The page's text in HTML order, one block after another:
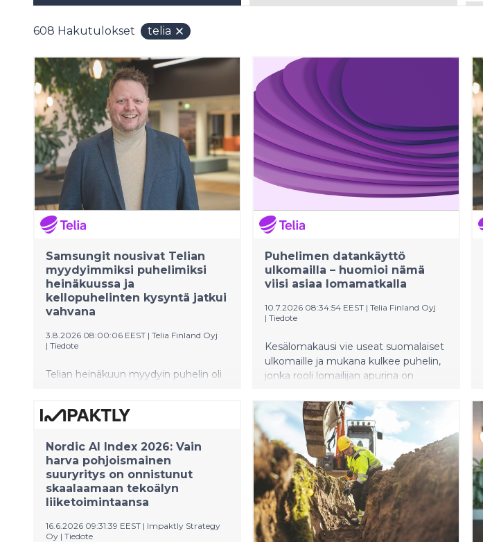
608 Hakutulokset telia
Samsungit nousivat Telian
myydyimmiksi puhelimiksi
heinäkuussa ja
kellopuhelinten kysyntä jatkui
vahvana
3.8.2026 08:00:06 EEST | Telia Finland Oyj
| Tiedote
Telian heinäkuun myydyin puhelin oli
haltuun myydyimmissä älykelloissa.
Puhelimen datankäyttö
ulkomailla – huomioi nämä
viisi asiaa lomamatkalla
10.7.2026 08:34:54 EEST | Telia Finland Oyj
| Tiedote
Kesälomakausi vie useat suomalaiset
ulkomaille ja mukana kulkee puhelin,
jonka rooli lomailijan apurina on
pienellä ennakoinnilla puhelimen
käyttö ulkomailla on sekä turvallista
että vaivatonta.
Nordic AI Index 2026: Vain
harva pohjoismainen
suuryritys on onnistunut
skaalaamaan tekoälyn
liiketoimintaansa
16.6.2026 09:31:39 EEST | Impaktly Strategy
Oy | Tiedote